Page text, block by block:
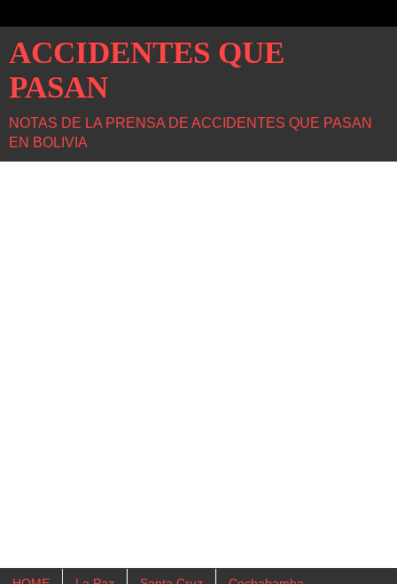
ACCIDENTES QUE
PASAN
NOTAS DE LA PRENSA DE ACCIDENTES QUE PASAN
EN BOLIVIA